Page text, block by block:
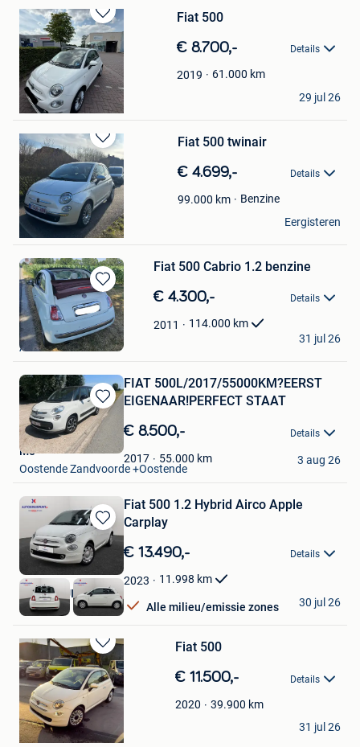
Bewaren
in
Mijn
Favorieten
Fiat 500
€ 8.700,- Details
2019 61.000 km
Balkar
Turnhout
29 jul 26
Bewaren
in
Mijn
Favorieten
Fiat 500 twinair
€ 4.699,- Details
99.000 km
Benzine
dylario
Genk
Eergisteren
Bewaren
in
Mijn
Favorieten
Fiat 500 Cabrio 1.2 benzine
€ 4.300,- Details
2011 114.000 km
Ben
Aartselaar
31 jul 26
Bewaren
in
Mijn
Favorieten
FIAT 500L/2017/55000KM?EERST
EIGENAAR!PERFECT STAAT
€ 8.500,- Details
2017 55.000 km
Mo
Oostende Zandvoorde +Oostende
3 aug 26
Bewaren
in
Mijn
Favorieten
Fiat 500 1.2 Hybrid Airco Apple
Carplay
€ 13.490,- Details
2023 11.998 km
Alle milieu/emissie zones
AUTOKRUISPUNT
Tielt
30 jul 26
Bewaren
in
Mijn
Favorieten
Fiat 500
€ 11.500,- Details
2020 39.900 km
pascal
Gent
31 jul 26